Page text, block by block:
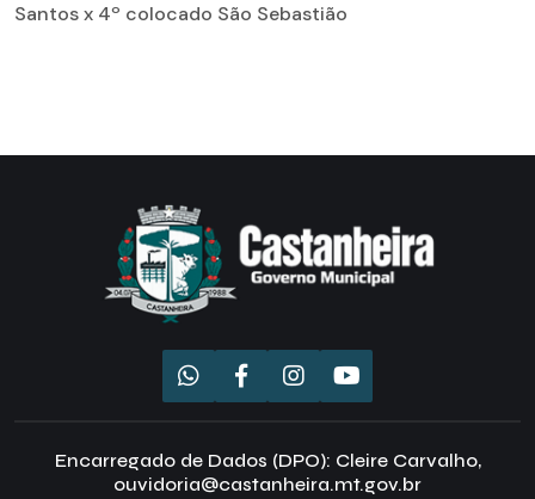
Santos x 4º colocado São Sebastião
Encarregado de Dados (DPO): Cleire Carvalho,
ouvidoria@castanheira.mt.gov.br